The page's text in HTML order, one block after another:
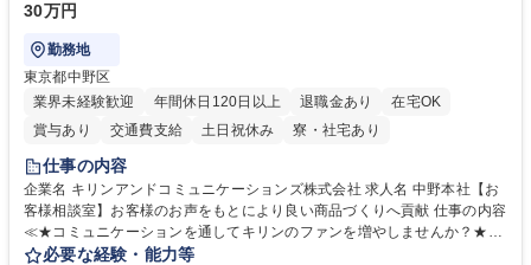
30万円
勤務地
東京都中野区
業界未経験歓迎
年間休日120日以上 退職金あり
在宅OK
賞与あり
交通費支給 土日祝休み 寮・社宅あり
仕事の内容
企業名 キリンアンドコミュニケーションズ株式会社 求人名 中野本社【お
客様相談室】お客様のお声をもとにより良い商品づくりへ貢献 仕事の内容
≪★コミュニケーションを通してキリンのファンを増やしませんか？★≫
お客様のお声をより良い商品づくりに活かしていく上で、窓口となるお客
必要な経験・能力等